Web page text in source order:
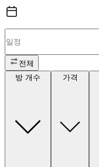
전체
방 개수
가격